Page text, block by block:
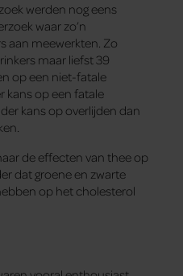
werden nog eens
waar zo’n
aan meewerkten. Zo
maar liefst 39
op een niet-fatale
kans op een fatale
kans op overlijden dan
de effecten van thee op
dat groene en zwarte
op het cholesterol